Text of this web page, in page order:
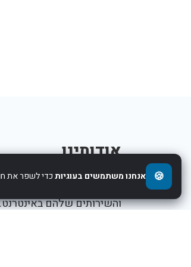
אודותינו
והשירותים שלהם
🍪 אנחנו משתמשים בעוגיותכדי לשפר את